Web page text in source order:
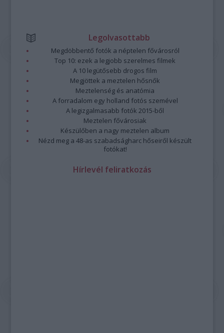
Legolvasottabb
Megdöbbentő fotók a néptelen fővárosról
Top 10: ezek a legjobb szerelmes filmek
A 10 legütősebb drogos film
Megjöttek a meztelen hősnők
Meztelenség és anatómia
A forradalom egy holland fotós szemével
A legizgalmasabb fotók 2015-ből
Meztelen fővárosiak
Készülőben a nagy meztelen album
Nézd meg a 48-as szabadságharc hőseiről készült
fotókat!
Hírlevél feliratkozás